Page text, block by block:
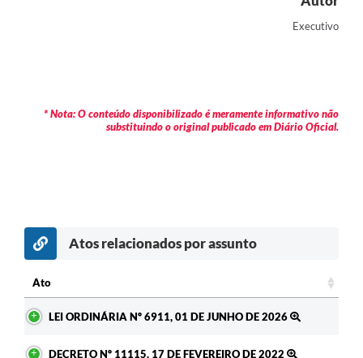
Conselhos Municipais
Links
Serviços Online
Telefones Úteis
Executivo
* Nota: O conteúdo disponibilizado é meramente informativo não
substituindo o original publicado em Diário Oficial.
Atos relacionados por assunto
Ato
LEI ORDINÁRIA Nº 6911, 01 DE JUNHO DE 2026
DECRETO Nº 11115, 17 DE FEVEREIRO DE 2022